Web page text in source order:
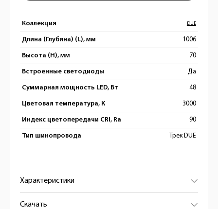
Коллекция DUE
Длина (Глубина) (L), мм 1006
Высота (H), мм 70
Встроенные светодиоды Да
Суммарная мощность LED, Вт 48
Цветовая температура, К 3000
Индекс цветопередачи CRI, Ra 90
Тип шинопровода Трек DUE
Характеристики
Скачать